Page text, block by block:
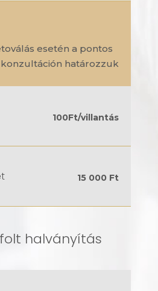
esetén a pontos
határozzuk
100Ft/villantás
15 000 Ft
halványítás